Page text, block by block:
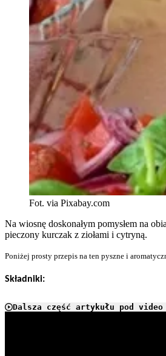
Fot. via Pixabay.com
Na wiosnę doskonałym pomysłem na
pieczony kurczak z ziołami i cytryną.
Poniżej prosty przepis na ten pyszne i
Składniki:
Dalsza część artykułu pod video